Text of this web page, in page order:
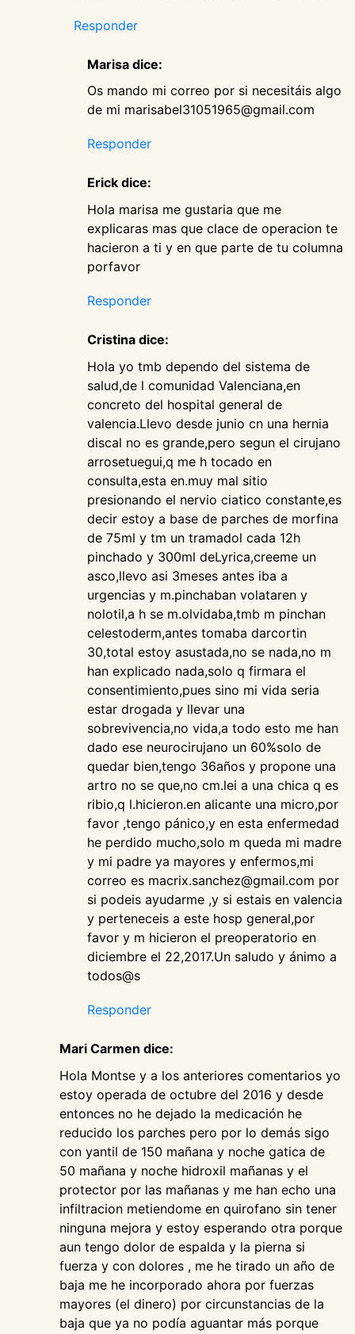
Responder
Marisa dice:
Os mando mi correo por si necesitáis algo
de mi marisabel31051965@gmail.com
Responder
Erick dice:
Hola marisa me gustaria que me
explicaras mas que clace de operacion te
hacieron a ti y en que parte de tu columna
porfavor
Responder
Cristina dice:
Hola yo tmb dependo del sistema de
salud,de l comunidad Valenciana,en
concreto del hospital general de
valencia.Llevo desde junio cn una hernia
discal no es grande,pero segun el cirujano
arrosetuegui,q me h tocado en
consulta,esta en.muy mal sitio
presionando el nervio ciatico constante,es
decir estoy a base de parches de morfina
de 75ml y tm un tramadol cada 12h
pinchado y 300ml deLyrica,creeme un
asco,llevo asi 3meses antes iba a
urgencias y m.pinchaban volataren y
nolotil,a h se m.olvidaba,tmb m pinchan
celestoderm,antes tomaba darcortin
30,total estoy asustada,no se nada,no m
han explicado nada,solo q firmara el
consentimiento,pues sino mi vida seria
estar drogada y llevar una
sobrevivencia,no vida,a todo esto me han
dado ese neurocirujano un 60%solo de
quedar bien,tengo 36años y propone una
artro no se que,no cm.lei a una chica q es
ribio,q l.hicieron.en alicante una micro,por
favor ,tengo pánico,y en esta enfermedad
he perdido mucho,solo m queda mi madre
y mi padre ya mayores y enfermos,mi
correo es macrix.sanchez@gmail.com por
si podeis ayudarme ,y si estais en valencia
y perteneceis a este hosp general,por
favor y m hicieron el preoperatorio en
diciembre el 22,2017.Un saludo y ánimo a
todos@s
Responder
Mari Carmen dice:
Hola Montse y a los anteriores comentarios yo
estoy operada de octubre del 2016 y desde
entonces no he dejado la medicación he
reducido los parches pero por lo demás sigo
con yantil de 150 mañana y noche gatica de
50 mañana y noche hidroxil mañanas y el
protector por las mañanas y me han echo una
infiltracion metiendome en quirofano sin tener
ninguna mejora y estoy esperando otra porque
aun tengo dolor de espalda y la pierna si
fuerza y con dolores , me he tirado un año de
baja me he incorporado ahora por fuerzas
mayores (el dinero) por circunstancias de la
baja que ya no podía aguantar más porque